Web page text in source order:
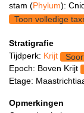
stam (Phylum):
Toon volledige
Stratigrafie
Tijdperk: Krijt
Epoch: Boven Krijt
Etage:
Opmerkingen